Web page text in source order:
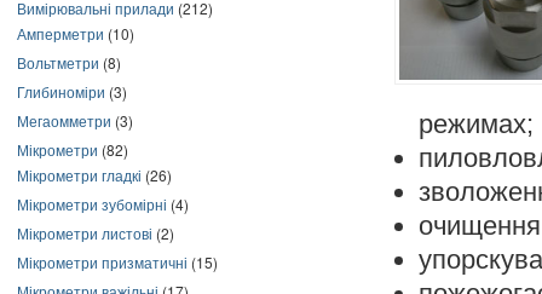
Вимірювальні прилади (212)
Амперметри (10)
Вольтметри (8)
Глибиноміри (3)
Мегаомметри (3)
Мікрометри (82)
Мікрометри гладкі (26)
Мікрометри зубомірні (4)
Мікрометри листові (2)
Мікрометри призматичні (15)
режимах;
очищення